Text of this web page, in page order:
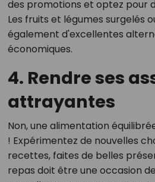
des promotions et optez pour
Les fruits et légumes surgelés
également d'excellentes
économiques.
4. Rendre ses
attrayantes
Non, une alimentation
! Expérimentez de nouvelles
recettes, faites de belles
repas doit être une occasion